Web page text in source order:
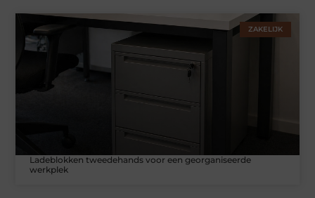
ZAKELIJK
Ladeblokken tweedehands voor een georganiseerde
werkplek